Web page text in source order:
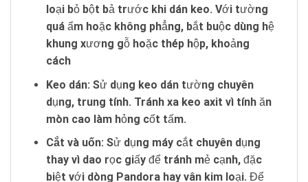
loại bỏ bột bả trước khi dán keo. Với tường
quá ẩm hoặc không phẳng, bắt buộc dùng hệ
khung xương gỗ hoặc thép hộp, khoảng
cách
Keo dán: Sử dụng keo dán tường chuyên
dụng, trung tính. Tránh xa keo axit vì tính ăn
mòn cao làm hỏng cốt tấm.
Cắt và uốn: Sử dụng máy cắt chuyên dụng
thay vì dao rọc giấy để tránh mẻ cạnh, đặc
biệt với dòng Pandora hay vân kim loại. Để